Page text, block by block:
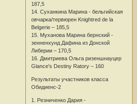
187,5
14. Суханкина Марина - бельгийская
овчарка/тервюрен Knightred de la
Belgerie – 185,5
15. Муханова Марина бернский -
зенненхунд Дафина из Донской
Либерии – 170,5
16. Дмитриева Ольга ризеншнауцер
Glance's Destiny Ratory – 160
Результаты участников класса
Обидиенс-2
1. Резниченко Дария -